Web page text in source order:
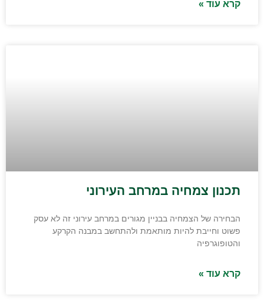
קרא עוד »
תכנון צמחיה במרחב העירוני
הבחירה של הצמחיה בבניין מגורים במרחב עירוני זה לא עסק
פשוט וחייבת להיות מותאמת ולהתחשב במבנה הקרקע
והטופוגרפיה
קרא עוד »